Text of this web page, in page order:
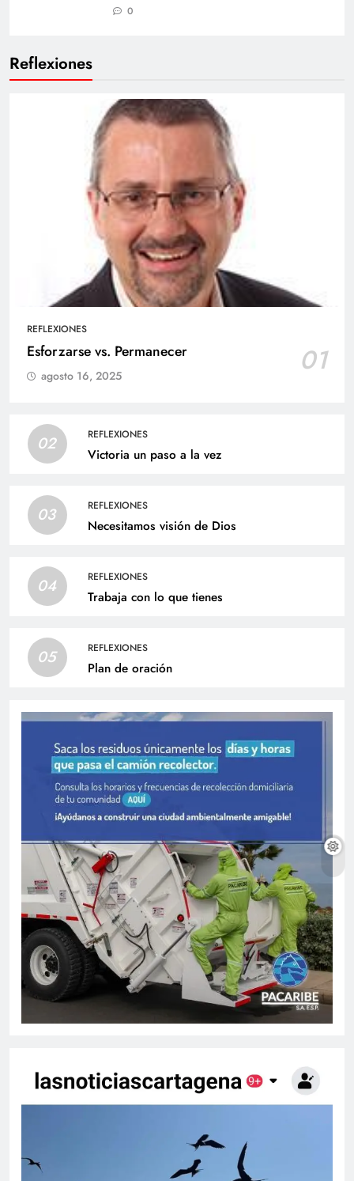
Reflexiones
REFLEXIONES
Esforzarse vs. Permanecer 01
agosto 16, 2025
02 REFLEXIONES
Victoria un paso a la vez
03 REFLEXIONES
Necesitamos visión de Dios
04 REFLEXIONES
Trabaja con lo que tienes
05 REFLEXIONES
Plan de oración
0